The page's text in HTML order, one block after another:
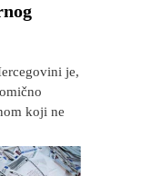
je,
koji ne